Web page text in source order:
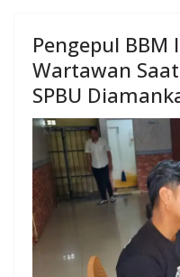
Pengepul
Wartawan
SPBU